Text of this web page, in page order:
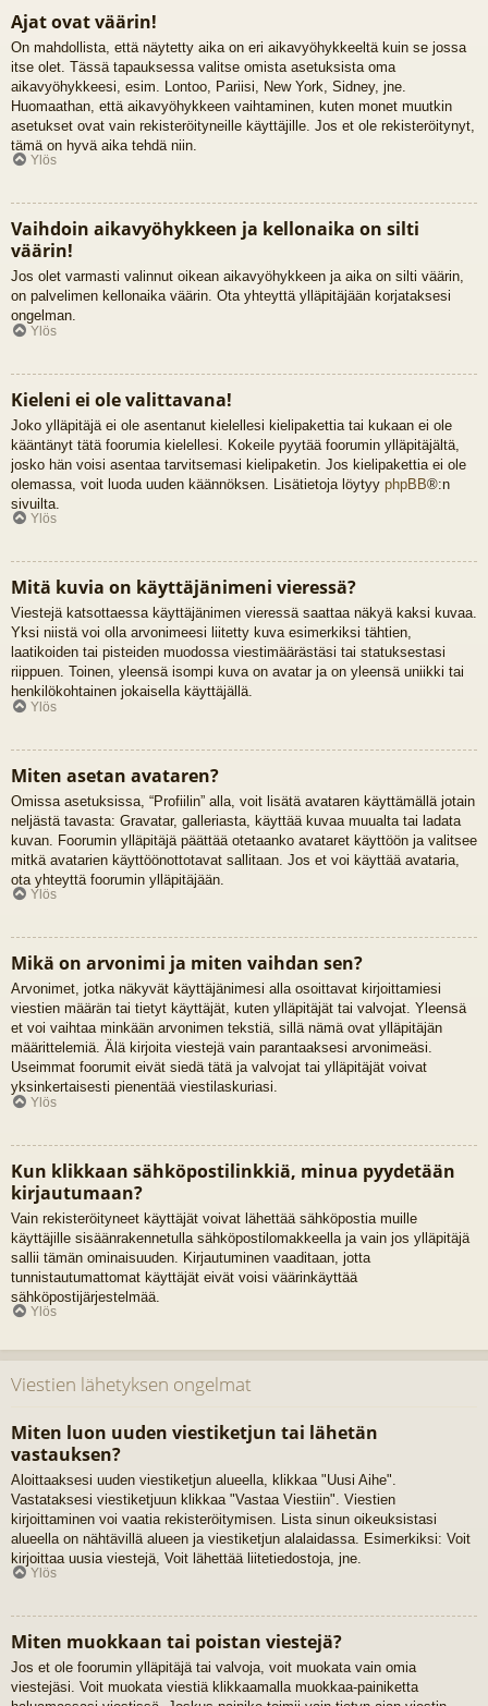
Ajat ovat väärin!
On mahdollista, että näytetty aika on eri aikavyöhykkeeltä kuin se jossa
itse olet. Tässä tapauksessa valitse omista asetuksista oma
aikavyöhykkeesi, esim. Lontoo, Pariisi, New York, Sidney, jne.
Huomaathan, että aikavyöhykkeen vaihtaminen, kuten monet muutkin
asetukset ovat vain rekisteröityneille käyttäjille. Jos et ole rekisteröitynyt,
tämä on hyvä aika tehdä niin.
Ylös
Vaihdoin aikavyöhykkeen ja kellonaika on silti
väärin!
Jos olet varmasti valinnut oikean aikavyöhykkeen ja aika on silti väärin,
on palvelimen kellonaika väärin. Ota yhteyttä ylläpitäjään korjataksesi
ongelman.
Ylös
Kieleni ei ole valittavana!
Joko ylläpitäjä ei ole asentanut kielellesi kielipakettia tai kukaan ei ole
kääntänyt tätä foorumia kielellesi. Kokeile pyytää foorumin ylläpitäjältä,
josko hän voisi asentaa tarvitsemasi kielipaketin. Jos kielipakettia ei ole
olemassa, voit luoda uuden käännöksen. Lisätietoja löytyy phpBB®:n
sivuilta.
Ylös
Mitä kuvia on käyttäjänimeni vieressä?
Viestejä katsottaessa käyttäjänimen vieressä saattaa näkyä kaksi kuvaa.
Yksi niistä voi olla arvonimeesi liitetty kuva esimerkiksi tähtien,
laatikoiden tai pisteiden muodossa viestimäärästäsi tai statuksestasi
riippuen. Toinen, yleensä isompi kuva on avatar ja on yleensä uniikki tai
henkilökohtainen jokaisella käyttäjällä.
Ylös
Miten asetan avataren?
Omissa asetuksissa, “Profiilin” alla, voit lisätä avataren käyttämällä jotain
neljästä tavasta: Gravatar, galleriasta, käyttää kuvaa muualta tai ladata
kuvan. Foorumin ylläpitäjä päättää otetaanko avataret käyttöön ja valitsee
mitkä avatarien käyttöönottotavat sallitaan. Jos et voi käyttää avataria,
ota yhteyttä foorumin ylläpitäjään.
Ylös
Mikä on arvonimi ja miten vaihdan sen?
Arvonimet, jotka näkyvät käyttäjänimesi alla osoittavat kirjoittamiesi
viestien määrän tai tietyt käyttäjät, kuten ylläpitäjät tai valvojat. Yleensä
et voi vaihtaa minkään arvonimen tekstiä, sillä nämä ovat ylläpitäjän
määrittelemiä. Älä kirjoita viestejä vain parantaaksesi arvonimeäsi.
Useimmat foorumit eivät siedä tätä ja valvojat tai ylläpitäjät voivat
yksinkertaisesti pienentää viestilaskuriasi.
Ylös
Kun klikkaan sähköpostilinkkiä, minua pyydetään
kirjautumaan?
Vain rekisteröityneet käyttäjät voivat lähettää sähköpostia muille
käyttäjille sisäänrakennetulla sähköpostilomakkeella ja vain jos ylläpitäjä
sallii tämän ominaisuuden. Kirjautuminen vaaditaan, jotta
tunnistautumattomat käyttäjät eivät voisi väärinkäyttää
sähköpostijärjestelmää.
Ylös
Viestien lähetyksen ongelmat
Miten luon uuden viestiketjun tai lähetän
vastauksen?
Aloittaaksesi uuden viestiketjun alueella, klikkaa "Uusi Aihe".
Vastataksesi viestiketjuun klikkaa "Vastaa Viestiin". Viestien
kirjoittaminen voi vaatia rekisteröitymisen. Lista sinun oikeuksistasi
alueella on nähtävillä alueen ja viestiketjun alalaidassa. Esimerkiksi: Voit
kirjoittaa uusia viestejä, Voit lähettää liitetiedostoja, jne.
Ylös
Miten muokkaan tai poistan viestejä?
Jos et ole foorumin ylläpitäjä tai valvoja, voit muokata vain omia
viestejäsi. Voit muokata viestiä klikkaamalla muokkaa-painiketta